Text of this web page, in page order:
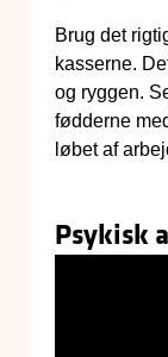
Brug det
kasserne.
og ryggen.
fødderne
løbet af
Psykisk